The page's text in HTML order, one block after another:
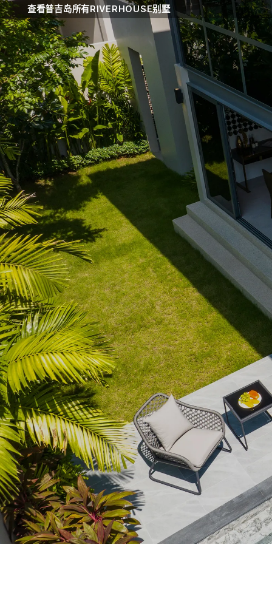
跳
到
内
容
查看普吉岛所有RIVERHOUSE别墅